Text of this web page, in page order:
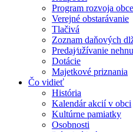
Program rozvoja obce
Verejné obstarávanie
Tlačivá
Zoznam daňových
Predaj⁄užívanie
Dotácie
Majetkové priznania
Čo vidieť
História
Kalendár akcií v obci
Kultúrne pamiatky
Osobnosti